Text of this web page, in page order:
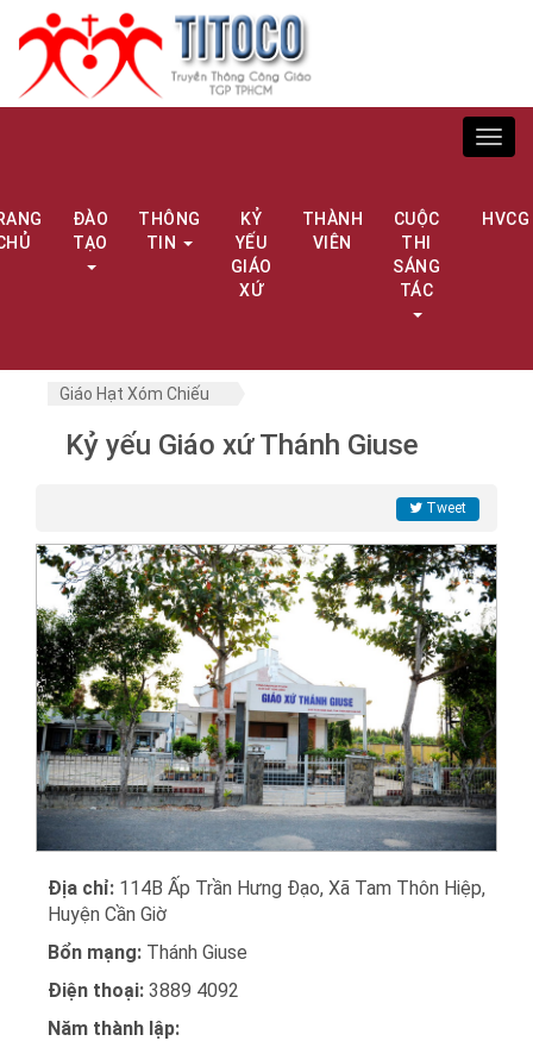
ĐÀO
TẠO
THÔNG
TIN
KỶ
YẾU
GIÁO
XỨ
THÀNH
VIÊN
CUỘC
THI
SÁNG
TÁC
HVCG
Giáo Hạt Xóm Chiếu
Kỷ yếu Giáo xứ Thánh Giuse
Tweet
Địa chỉ: 114B Ấp Trần Hưng Đạo, Xã Tam Thôn Hiệp,
Huyện Cần Giờ
Bổn mạng: Thánh Giuse
Điện thoại: 3889 4092
Năm thành lập: